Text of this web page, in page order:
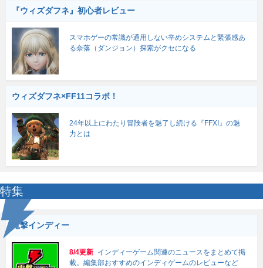
『ウィズダフネ』初心者レビュー
スマホゲーの常識が通用しない辛めシステムと緊張感あ
る奈落（ダンジョン）探索がクセになる
ウィズダフネ×FF11コラボ！
24年以上にわたり冒険者を魅了し続ける『FFXI』の魅
力とは
特集
電撃インディー
8/4更新 インディーゲーム関連のニュースをまとめて掲
載。編集部おすすめのインディゲームのレビューなど